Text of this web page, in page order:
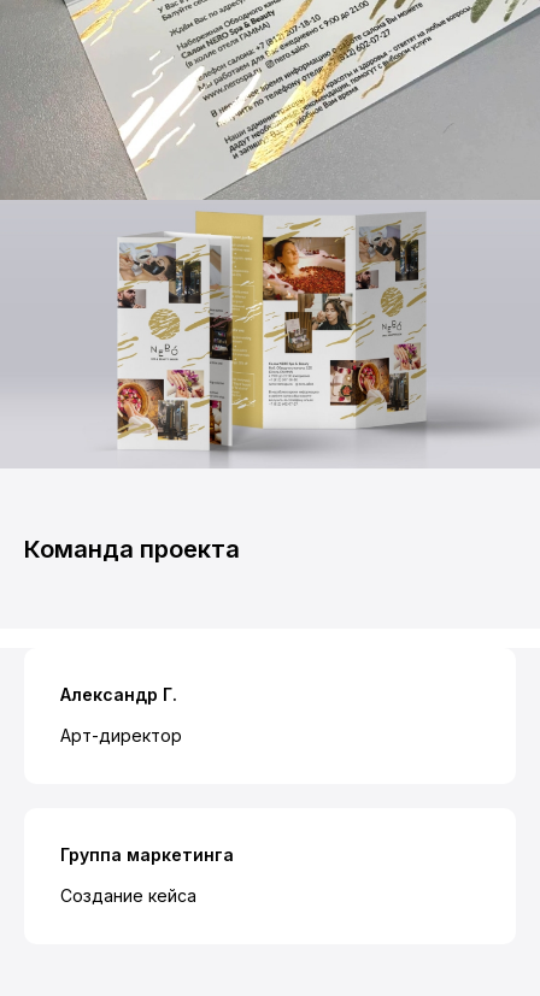
Команда проекта
Александр Г.
Арт-директор
Группа маркетинга
Создание кейса